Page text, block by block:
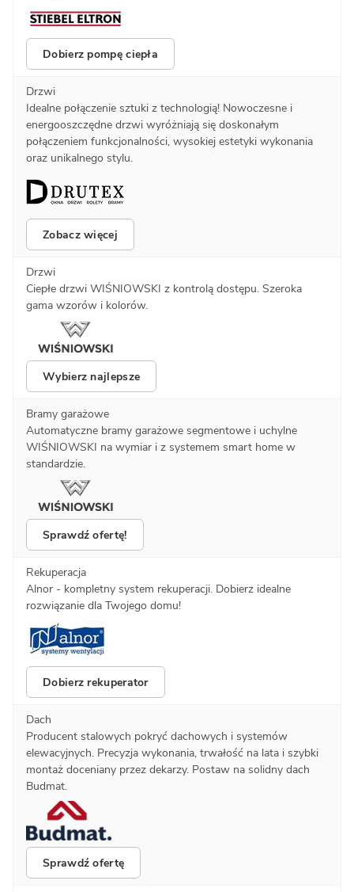
Dobierz pompę ciepła
Drzwi
Idealne połączenie sztuki z technologią! Nowoczesne i
energooszczędne drzwi wyróżniają się doskonałym
połączeniem funkcjonalności, wysokiej estetyki wykonania
oraz unikalnego stylu.
Zobacz więcej
Drzwi
Ciepłe drzwi WIŚNIOWSKI z kontrolą dostępu. Szeroka
gama wzorów i kolorów.
Wybierz najlepsze
Bramy garażowe
Automatyczne bramy garażowe segmentowe i uchylne
WIŚNIOWSKI na wymiar i z systemem smart home w
standardzie.
Sprawdź ofertę!
Rekuperacja
Alnor - kompletny system rekuperacji. Dobierz idealne
rozwiązanie dla Twojego domu!
Dobierz rekuperator
Dach
Producent stalowych pokryć dachowych i systemów
elewacyjnych. Precyzja wykonania, trwałość na lata i szybki
montaż doceniany przez dekarzy. Postaw na solidny dach
Budmat.
Sprawdź ofertę